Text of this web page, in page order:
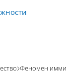
Феномен